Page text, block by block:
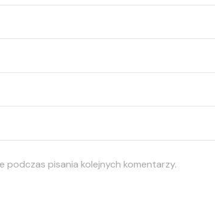
podczas pisania kolejnych komentarzy.